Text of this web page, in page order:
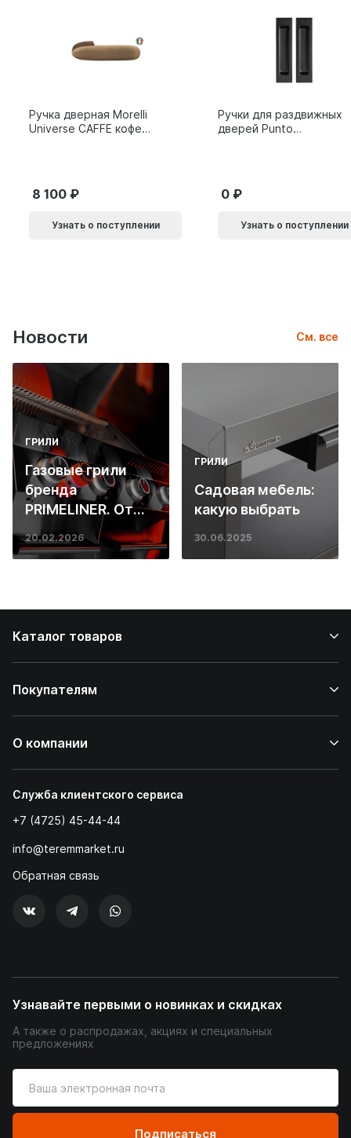
Ручка дверная Morelli
Universe CAFFE кофе
8 100
Узнать о поступлении
Ручки для раздвижных
дверей Punto
0
Узнать о поступлении
Новости См. все
ГРИЛИ
Газовые грили
бренда
PRIMELINER. От
основ инженерии
до ресторанных
20.02.2026
ГРИЛИ
Садовая мебель:
какую выбрать
30.06.2025
Каталог товаров
Покупателям
О компании
Служба клиентского сервиса
+7 (4725) 45-44-44
info@teremmarket.ru
Обратная связь
Узнавайте первыми о новинках и скидках
А также о распродажах, акциях и специальных
предложениях
ваш
адрес
Подписаться